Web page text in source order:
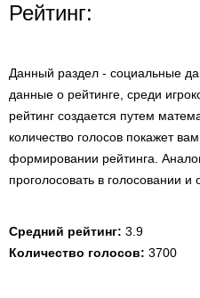
Рейтинг:
Данный раздел - социальные
данные о рейтинге, среди
рейтинг создается путем
количество голосов покажет
формировании рейтинга.
проголосовать в голосовании и
Средний рейтинг: 3.9
Количество голосов: 3700